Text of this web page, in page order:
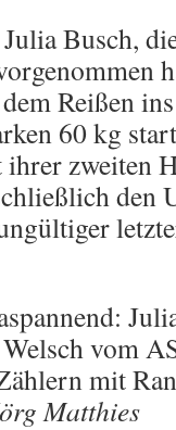
Busch,
Reißen
60 kg
zweiten
den
Welsch vom
mit
Matthies